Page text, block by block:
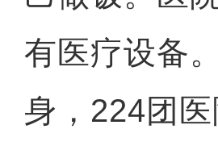
有医疗设备
身，224团